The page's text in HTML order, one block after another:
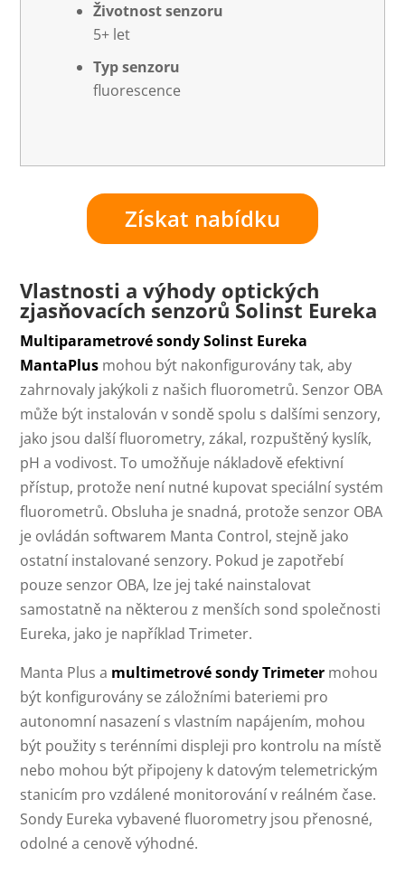
Životnost senzoru
5+ let
Typ senzoru
fluorescence
Získat nabídku
Vlastnosti a výhody optických
zjasňovacích senzorů Solinst Eureka
Multiparametrové sondy Solinst Eureka
MantaPlus mohou být nakonfigurovány tak, aby
zahrnovaly jakýkoli z našich fluorometrů. Senzor OBA
může být instalován v sondě spolu s dalšími senzory,
jako jsou další fluorometry, zákal, rozpuštěný kyslík,
pH a vodivost. To umožňuje nákladově efektivní
přístup, protože není nutné kupovat speciální systém
fluorometrů. Obsluha je snadná, protože senzor OBA
je ovládán softwarem Manta Control, stejně jako
ostatní instalované senzory. Pokud je zapotřebí
pouze senzor OBA, lze jej také nainstalovat
samostatně na některou z menších sond společnosti
Eureka, jako je například Trimeter.
Manta Plus a multimetrové sondy Trimeter mohou
být konfigurovány se záložními bateriemi pro
autonomní nasazení s vlastním napájením, mohou
být použity s terénními displeji pro kontrolu na místě
nebo mohou být připojeny k datovým telemetrickým
stanicím pro vzdálené monitorování v reálném čase.
Sondy Eureka vybavené fluorometry jsou přenosné,
odolné a cenově výhodné.